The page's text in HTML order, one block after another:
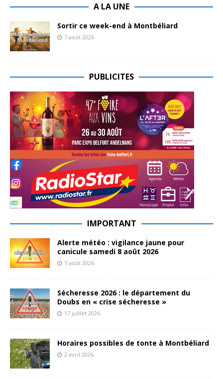
A LA UNE
Sortir ce week-end à Montbéliard
7 août 2026
PUBLICITES
IMPORTANT
Alerte météo : vigilance jaune pour
canicule samedi 8 août 2026
7 août 2026
Sécheresse 2026 : le département du
Doubs en « crise sécheresse »
17 juillet 2026
Horaires possibles de tonte à Montbéliard
2 avril 2026